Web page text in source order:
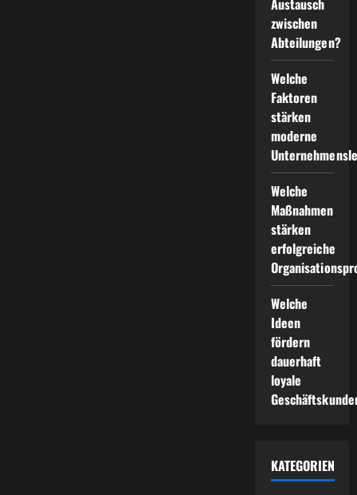
zwischen
Abteilungen?
Welche
Faktoren
stärken
moderne
Welche
Maßnahmen
stärken
erfolgreiche
Welche
Ideen
fördern
dauerhaft
loyale
KATEGORIEN